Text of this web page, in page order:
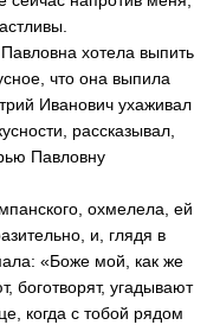
хотела выпить
что она выпила
Иванович ухаживал
рассказывал,
Павловну
охмелела, ей
и, глядя в
«Боже мой, как же
боготворят, угадывают
когда с тобой рядом